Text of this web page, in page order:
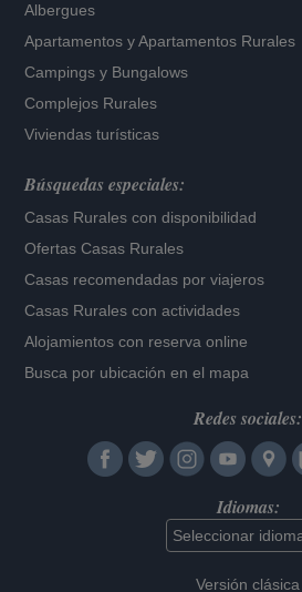
Albergues
Apartamentos yApartamentos Rurales
Campings y Bungalows
Complejos Rurales
Viviendas turísticas
Búsquedas especiales:
Casas Rurales con disponibilidad
Ofertas Casas Rurales
Casas recomendadas por viajeros
Casas Rurales con actividades
Alojamientos con reserva online
Busca por ubicación en el mapa
Redes sociales:
Idiomas:
Versión clásica